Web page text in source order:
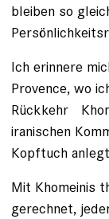
bleiben so
Ich erinnere
Provence, wo
Rückkehr
iranischen
Kopftuch
Mit Khomeinis
gerechnet,